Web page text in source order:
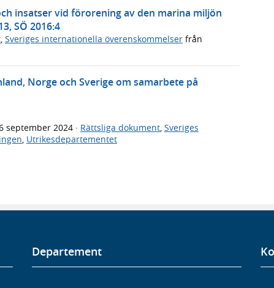
insatser vid förorening av den marina miljön
SÖ 2016:4
Sveriges internationella överenskommelser från
Norge och Sverige om samarbete på
september 2024 · Rättsliga dokument, Sveriges
, Utrikesdepartementet
Departement